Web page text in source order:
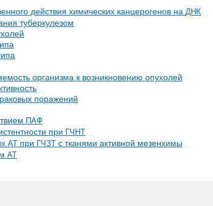
действия химических канцерогенов на ДНК
туберкулезом
организма к возникновению опухолей
поражений
ПАФ
при ГЧНТ
АТ при ГЧЗТ
с тканями активной мезенхимы
АТ